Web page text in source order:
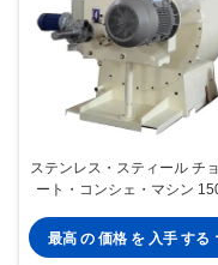
ステンレス・スティール チ
ート・コンシェ・マシン
コレートと滑らかさを向上
ように設計
最高 の 価格 を 入手 する